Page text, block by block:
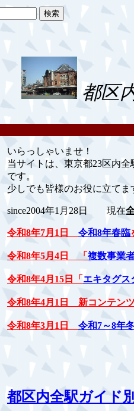
都区
いらっしゃいませ！
当サイトは、東京都23区内
です。
少しでも皆様のお役に立て
since2004年1月28日 現在
令和8年7月1日 令和8年春臨
令和8年5月4日 「 複数事業
令和8年4月15日「 エキタグス
令和8年4月1日 新コンテン
令和8年3月1日 令和7～8年
都区内全駅ガイド